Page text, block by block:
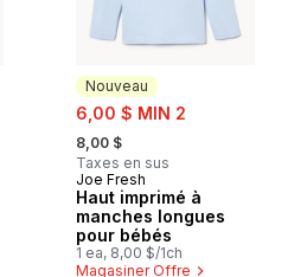
Nouveau
sale:
6,00 $ MIN 2
, formerly:
8,00 $
Taxes en sus
Nouveau
Joe Fresh
Haut imprimé à
manches longues
pour bébés
1 ea, 8,00 $/1ch
Magasiner Offre